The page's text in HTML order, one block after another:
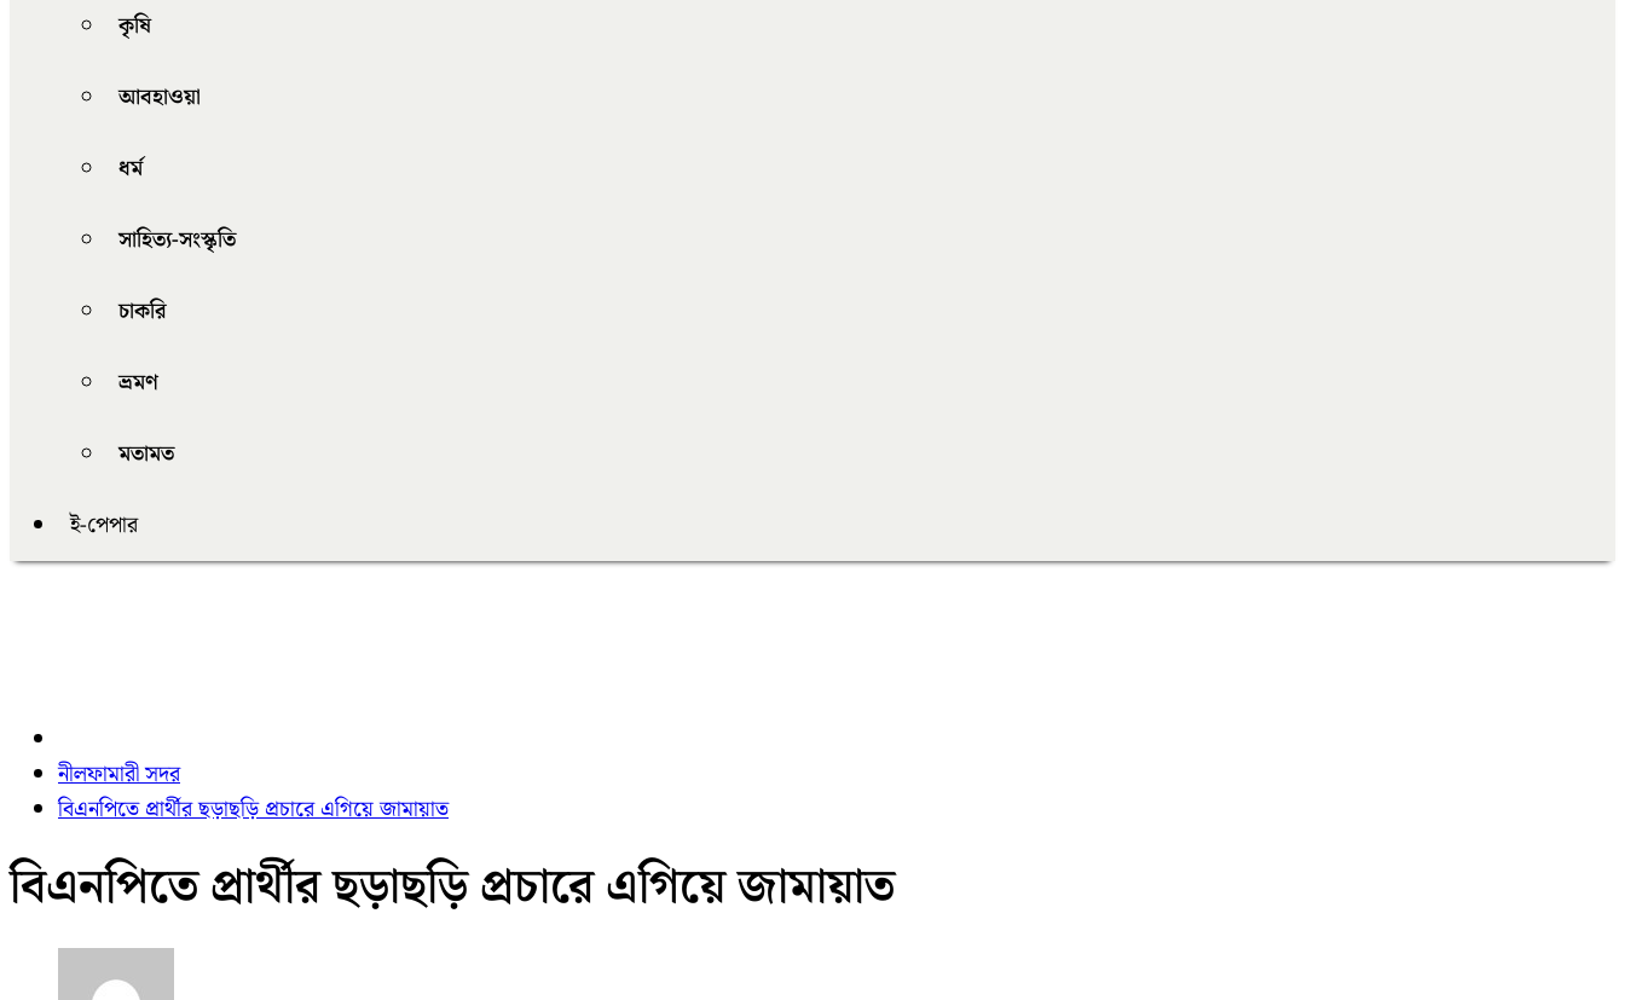
কৃষি
আবহাওয়া
ধর্ম
সাহিত্য-সংস্কৃতি
চাকরি
ভ্রমণ
মতামত
ই-পেপার
নীলফামারী সদর
বিএনপিতে প্রার্থীর ছড়াছড়ি প্রচারে এগিয়ে জামায়াত
বিএনপিতে প্রার্থীর ছড়াছড়ি প্রচারে এগিয়ে জামায়াত